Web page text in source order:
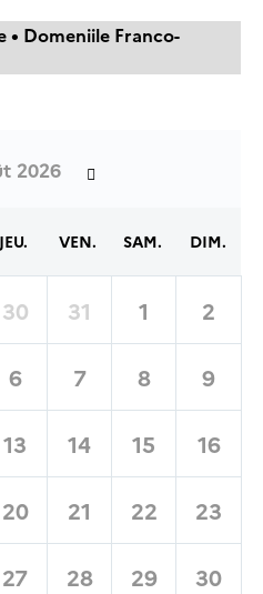
• Domeniile Franco-
2026
JEU. VEN. SAM. DIM.
30 31 1 2
6 7 8 9
13 14 15 16
20 21 22 23
27 28 29 30